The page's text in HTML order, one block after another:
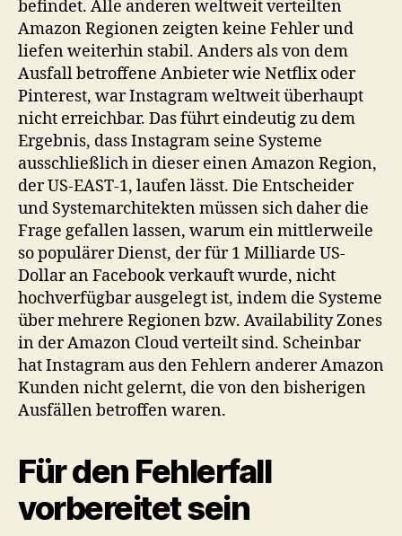
befindet. Alle anderen weltweit verteilten
Amazon Regionen zeigten keine Fehler und
liefen weiterhin stabil. Anders als von dem
Ausfall betroffene Anbieter wie Netflix oder
Pinterest, war Instagram weltweit überhaupt
nicht erreichbar. Das führt eindeutig zu dem
Ergebnis, dass Instagram seine Systeme
ausschließlich in dieser einen Amazon Region,
der US-EAST-1, laufen lässt. Die Entscheider
und Systemarchitekten müssen sich daher die
Frage gefallen lassen, warum ein mittlerweile
so populärer Dienst, der für 1 Milliarde US-
Dollar an Facebook verkauft wurde, nicht
hochverfügbar ausgelegt ist, indem die Systeme
über mehrere Regionen bzw. Availability Zones
in der Amazon Cloud verteilt sind. Scheinbar
hat Instagram aus den Fehlern anderer Amazon
Kunden nicht gelernt, die von den bisherigen
Ausfällen betroffen waren.
Für den Fehlerfall
vorbereitet sein